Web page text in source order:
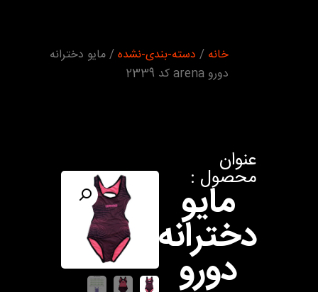
خانه / دسته-بندی-نشده/ مایو دخترانه
دورو arena کد 2339
عنوان
محصول :
مایو
دخترانه
دورو